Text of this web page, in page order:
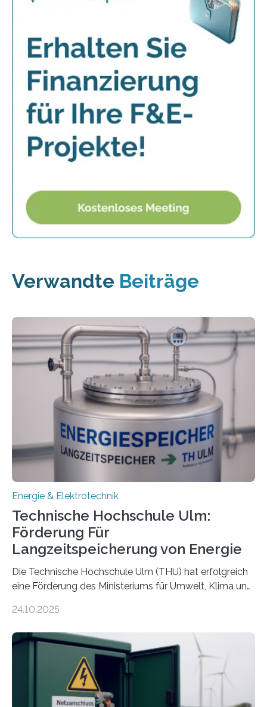
Verwandte Beiträge
Energie & Elektrotechnik
Technische Hochschule Ulm:
Förderung Für
Langzeitspeicherung von Energie
Die Technische Hochschule Ulm (THU) hat erfolgreich
eine Förderung des Ministeriums für Umwelt, Klima und
Forschungsprojekt „LAGER – Langzeitspeicherung in
Quartieren“ eingeworben. Ziel des Projekts ist die
Entwicklung, Erprobung und Demonstration von
Konzepten zur langfristigen Energiespeicherung in
sektorübergreifend vernetzten Energiesystemen. Das
Projekt startete am 15. Oktober 2025, hat eine Laufzeit
24.10.2025